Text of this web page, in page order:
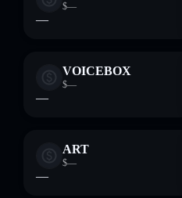
$—
—
VOICEBOX
$—
—
ART
$—
—